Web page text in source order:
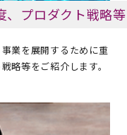
プロダクト戦略等
業を展開するために重
略等をご紹介します。